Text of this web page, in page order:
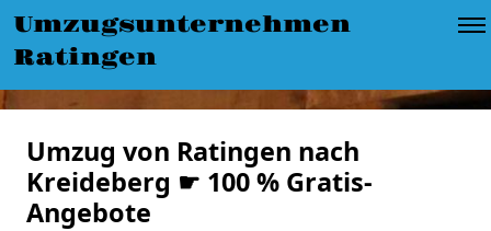
Umzugsunternehmen
Ratingen
Umzug von Ratingen nach
Kreideberg ☛ 100 % Gratis-
Angebote